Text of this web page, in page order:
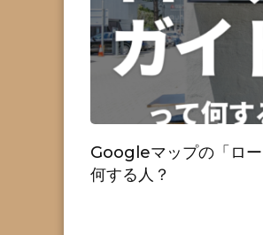
Googleマップの「ロ
何する人？